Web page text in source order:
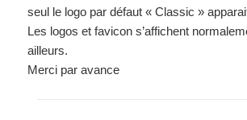
seul le logo par défaut « Classic »
Les logos et favicon s’affichent
ailleurs.
Merci par avance